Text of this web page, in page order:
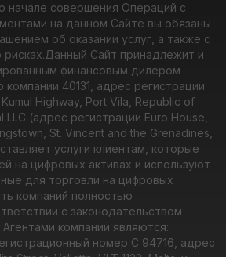
начале совершения Операций с
на данном Сайте вы обязаны
об оказании услуг, а также с
Данный Сайт принадлежит и
финансовым дилером
компании 40131, адрес регистрации
Highway, Port Vila, Republic of
LLC (адрес регистрации Euro House,
St. Vincent and the Grenadines,
услуги клиентам, которые
на цифровых активах и используют
для торговли на цифровых
компаний полностью
с законодательством
компании являются:
номер C 94716, адрес